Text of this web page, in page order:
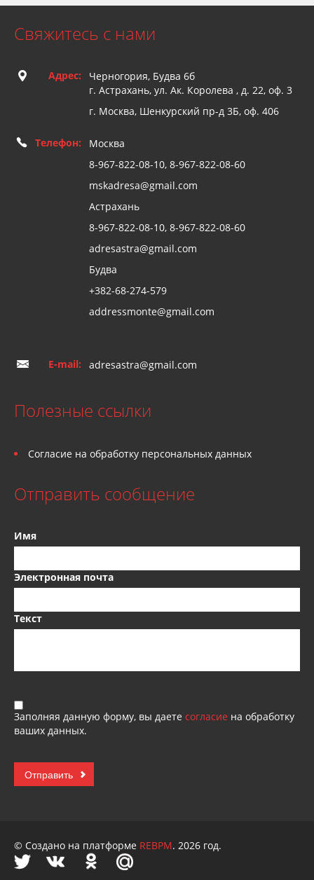
Свяжитесь с нами
Адрес:
Черногория, Будва 6б
г. Астрахань, ул. Ак. Королева , д. 22, оф. 3
г. Москва, Шенкурский пр-д 3Б, оф. 406
Телефон:
Москва
8-967-822-08-10, 8-967-822-08-60
mskadresa@gmail.com
Астрахань
8-967-822-08-10, 8-967-822-08-60
adresastra@gmail.com
Будва
+382-68-274-579
addressmonte@gmail.com
E-mail: adresastra@gmail.com
Полезные ссылки
Согласие на обработку персональных данных
Отправить сообщение
Имя
Электронная почта
Текст
Заполняя данную форму, вы даете согласие на обработку
ваших данных.
© Создано на платформе REBPM. 2026 год.